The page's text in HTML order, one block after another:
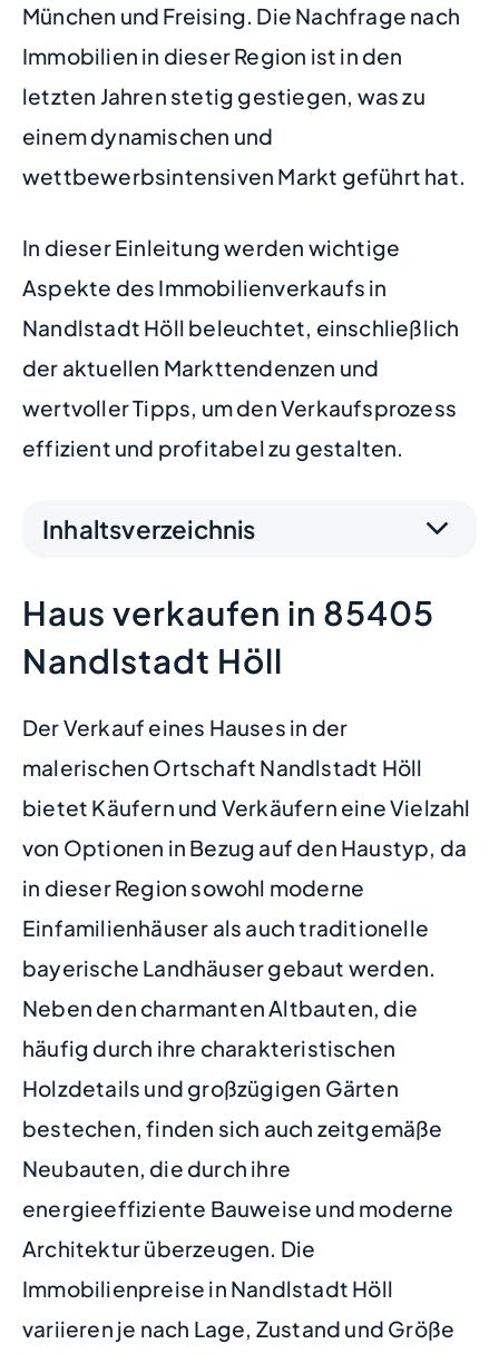
München und Freising. Die Nachfrage nach
Immobilien in dieser Region ist in den
letzten Jahren stetig gestiegen, was zu
einem dynamischen und
wettbewerbsintensiven Markt geführt hat.
In dieser Einleitung werden wichtige
Aspekte des Immobilienverkaufs in
Nandlstadt Höll beleuchtet, einschließlich
der aktuellen Markttendenzen und
wertvoller Tipps, um den Verkaufsprozess
effizient und profitabel zu gestalten.
Inhaltsverzeichnis
Haus verkaufen in 85405
Nandlstadt Höll
Der Verkauf eines Hauses in der
malerischen Ortschaft Nandlstadt Höll
bietet Käufern und Verkäufern eine Vielzahl
von Optionen in Bezug auf den Haustyp, da
in dieser Region sowohl moderne
Einfamilienhäuser als auch traditionelle
bayerische Landhäuser gebaut werden.
Neben den charmanten Altbauten, die
häufig durch ihre charakteristischen
Holzdetails und großzügigen Gärten
bestechen, finden sich auch zeitgemäße
Neubauten, die durch ihre
energieeffiziente Bauweise und moderne
Architektur überzeugen. Die
Immobilienpreise in Nandlstadt Höll
variieren je nach Lage, Zustand und Größe